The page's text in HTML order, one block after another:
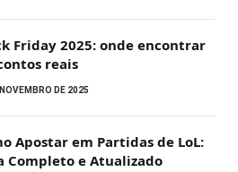
Friday 2025: onde encontrar
reais
DE 2025
Apostar em Partidas de LoL:
Completo e Atualizado